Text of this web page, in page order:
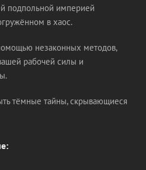
подпольной империей
в хаос.
незаконных методов,
рабочей силы и
тёмные тайны, скрывающиеся